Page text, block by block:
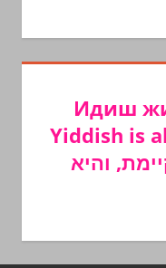
Идиш
Yiddish is
והיא